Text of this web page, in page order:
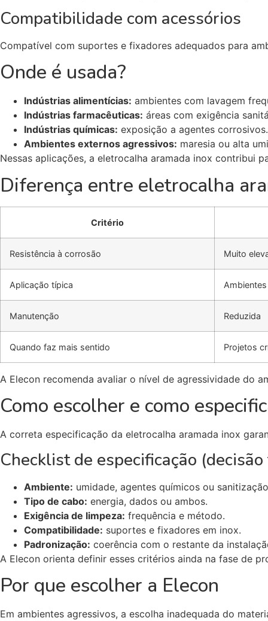
Compatibilidade com acessórios
Compatível com suportes e fixadores adequados para
Onde é usada?
Indústrias alimentícias: ambientes com lavagem
Indústrias farmacêuticas: áreas com exigência
Indústrias químicas: exposição a agentes corrosivos.
Ambientes externos agressivos: maresia ou alta
Nessas aplicações, a eletrocalha aramada inox contribui
Diferença entre eletrocalha
Critério
Resistência à corrosão Muito
Aplicação típica
Manutenção Reduzida
Quando faz mais sentido Projetos
A Elecon recomenda avaliar o nível de agressividade do
Como escolher e como
A correta especificação da eletrocalha aramada inox
Checklist de especificação (decisão
Ambiente: umidade, agentes químicos ou
Tipo de cabo: energia, dados ou ambos.
Exigência de limpeza: frequência e método.
Compatibilidade: suportes e fixadores em inox.
Padronização: coerência com o restante da
A Elecon orienta definir esses critérios ainda na fase de
Por que escolher a Elecon
Em ambientes agressivos, a escolha inadequada do